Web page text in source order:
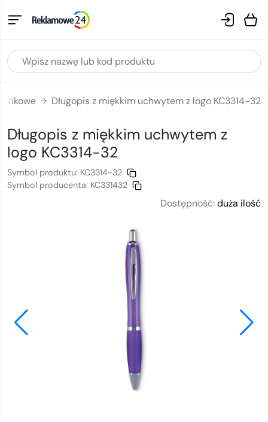
→ Długopis z miękkim uchwytem z logo KC3314-32
Długopis z miękkim uchwytem z
logo KC3314-32
Symbol produktu: KC3314-32
Symbol producenta: KC331432
Dostępność:duża ilość